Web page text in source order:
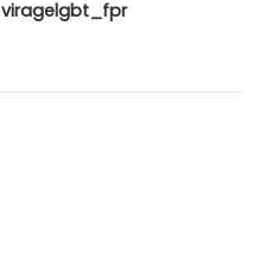
viragelgbt_fpr